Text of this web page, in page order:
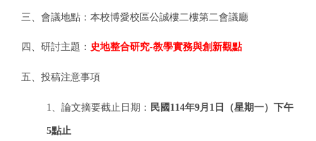
三、會議地點：本校博愛校區公誠樓二樓第二會議廳
四、研討主題： 史地整合研究-教學實務與創新觀點
五、投稿注意事項
1、論文摘要截止日期： 民國114年9月1日（星期一）下午
5點止